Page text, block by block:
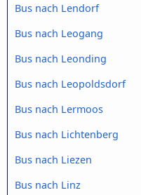
Bus nach Lendorf
Bus nach Leogang
Bus nach Leonding
Bus nach Leopoldsdorf
Bus nach Lermoos
Bus nach Lichtenberg
Bus nach Liezen
Bus nach Linz